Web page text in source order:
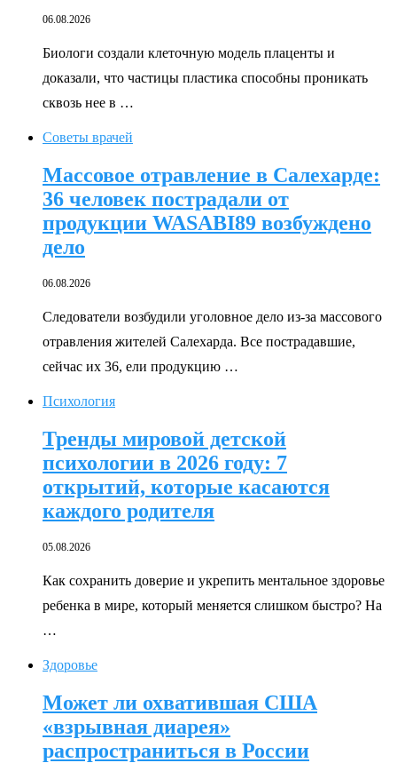
06.08.2026
Биологи создали клеточную модель плаценты и
доказали, что частицы пластика способны проникать
сквозь нее в …
Советы врачей
Массовое отравление в Салехарде:
36 человек пострадали от
продукции WASABI89 возбуждено
дело
06.08.2026
Следователи возбудили уголовное дело из-за массового
отравления жителей Салехарда. Все пострадавшие,
сейчас их 36, ели продукцию …
Психология
Тренды мировой детской
психологии в 2026 году: 7
открытий, которые касаются
каждого родителя
05.08.2026
Как сохранить доверие и укрепить ментальное здоровье
ребенка в мире, который меняется слишком быстро? На
…
Здоровье
Может ли охватившая США
«взрывная диарея»
распространиться в России